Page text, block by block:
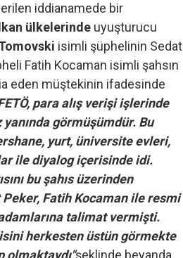
iddianamede bir
ülkelerinde uyuşturucu
isimli şüphelinin Sedat
Fatih Kocaman isimli şahsın
eden müştekinin ifadesinde
para alış verişi işlerinde
görmüşümdür. Bu
yurt, üniversite evleri,
ile diyalog içerisinde idi.
bu şahıs üzerinden
Fatih Kocaman ile resmi
talimat vermişti.
herkesten üstün görmekte
olmaktaydı"şeklinde beyanda